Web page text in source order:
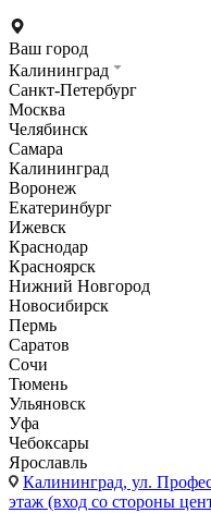
Ваш город
Калининград
Санкт-Петербург
Москва
Челябинск
Самара
Калининград
Воронеж
Екатеринбург
Ижевск
Краснодар
Красноярск
Нижний Новгород
Новосибирск
Пермь
Саратов
Сочи
Тюмень
Ульяновск
Уфа
Чебоксары
Ярославль
Калининград, ул.
этаж (вход со стороны